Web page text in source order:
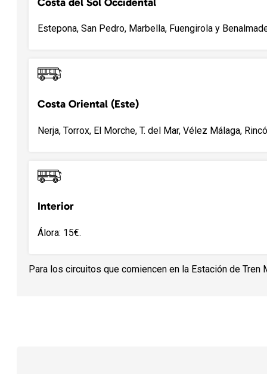
Estepona, San Pedro, Marbella, Fuengirola y
Costa Oriental (Este)
Nerja, Torrox, El Morche, T. del Mar, Vélez Málaga,
Interior
Álora: 15€.
Para los circuitos que comiencen en la Estación de